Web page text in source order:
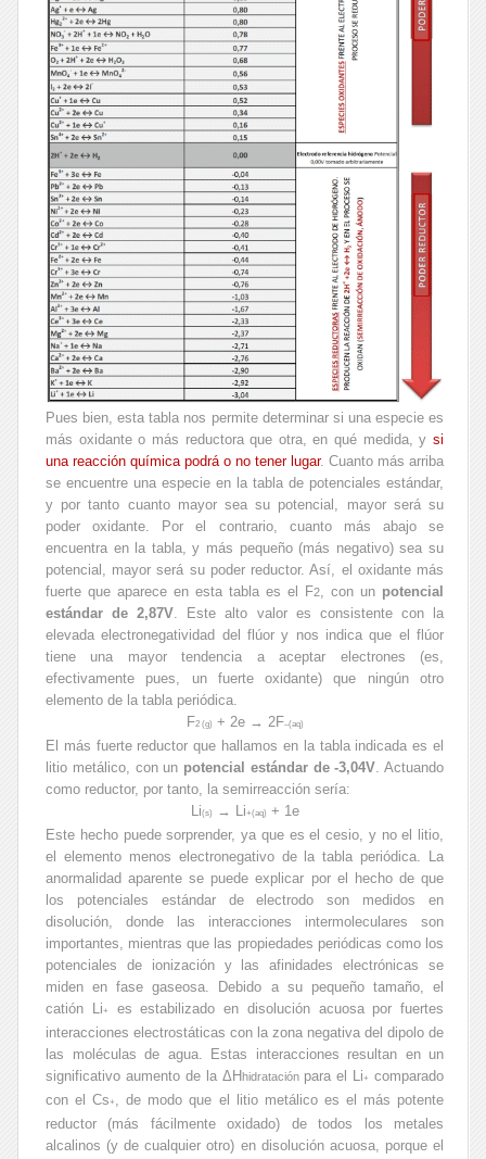
Pues bien, esta tabla nos permite determinar si una especie es
más oxidante o más reductora que otra, en qué medida, y si
una reacción química podrá o no tener lugar. Cuanto más arriba
se encuentre una especie en la tabla de potenciales estándar,
y por tanto cuanto mayor sea su potencial, mayor será su
poder oxidante. Por el contrario, cuanto más abajo se
encuentra en la tabla, y más pequeño (más negativo) sea su
potencial, mayor será su poder reductor. Así, el oxidante más
fuerte que aparece en esta tabla es el F2 , con un potencial
estándar de 2,87V . Este alto valor es consistente con la
elevada electronegatividad del flúor y nos indica que el flúor
tiene una mayor tendencia a aceptar electrones (es,
efectivamente pues, un fuerte oxidante) que ningún otro
elemento de la tabla periódica.
F2 (g) + 2e → 2F–(aq)
El más fuerte reductor que hallamos en la tabla indicada es el
litio metálico, con un potencial estándar de -3,04V . Actuando
como reductor, por tanto, la semirreacción sería:
Li(s) → Li+(aq) + 1e
Este hecho puede sorprender, ya que es el cesio, y no el litio,
el elemento menos electronegativo de la tabla periódica. La
anormalidad aparente se puede explicar por el hecho de que
los potenciales estándar de electrodo son medidos en
disolución, donde las interacciones intermoleculares son
importantes, mientras que las propiedades periódicas como los
potenciales de ionización y las afinidades electrónicas se
miden en fase gaseosa. Debido a su pequeño tamaño, el
catión Li+
es estabilizado en disolución acuosa por fuertes
interacciones electrostáticas con la zona negativa del dipolo de
las moléculas de agua. Estas interacciones resultan en un
significativo aumento de la ΔHhidrataciónpara el Li+
comparado
con el Cs+
, de modo que el litio metálico es el más potente
reductor (más fácilmente oxidado) de todos los metales
alcalinos (y de cualquier otro) en disolución acuosa, porque el